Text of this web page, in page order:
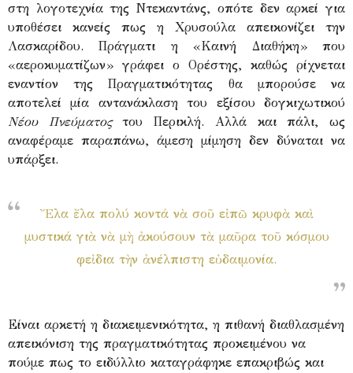
στη λογοτεχνία της Ντεκαντάνς, οπότε δεν αρκεί για
υποθέσει κανείς πως η Χρυσούλα απεικονίζει την
Λασκαρίδου. Πράγματι η «Καινή Διαθήκη» που
«αεροκυματίζων» γράφει ο Ορέστης, καθώς ρίχνεται
εναντίον της Πραγματικότητας θα μπορούσε να
αποτελεί μία αντανάκλαση του εξίσου δογκιχωτικού
Νέου Πνεύματοςτου Περικλή. Αλλά και πάλι, ως
αναφέραμε παραπάνω, άμεση μίμηση δεν δύναται να
υπάρξει.
Ἔλα ἔλα πολύ κοντά νὰ σοῦ εἰπῶ κρυφὰ καὶ
μυστικά γιὰ νὰ μὴ ἀκούσουν τὰ μαῦρα τοῦ κόσμου
φεἰδια τὴν ἀνέλπιστη εὐδαιμονία.
Είναι αρκετή η διακειμενικότητα, η πιθανή διαθλασμένη
απεικόνιση της πραγματικότητας προκειμένου να
πούμε πως το ειδύλλιο καταγράφηκε επακριβώς και